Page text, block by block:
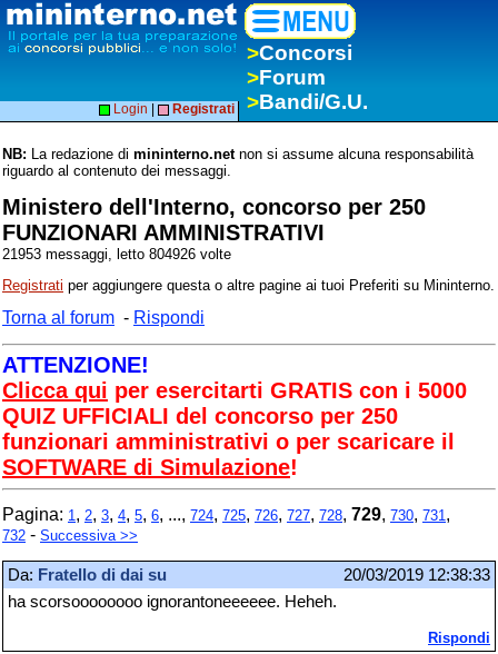
>Concorsi
>Forum
>Bandi/G.U.
Login Registrati
NB: La redazione di mininterno.netnon si assume alcuna responsabilità
riguardo al contenuto dei messaggi.
Ministero dell'Interno, concorso per 250
FUNZIONARI AMMINISTRATIVI
21953 messaggi, letto 804926 volte
Registrati per aggiungere questa o altre pagine ai tuoi Preferiti su Mininterno.
Torna al forum - Rispondi
ATTENZIONE!
Clicca qui per esercitarti GRATIS con i 5000
QUIZ UFFICIALI del concorso per 250
funzionari amministrativi o per scaricare il
SOFTWARE di Simulazione!
Pagina: 1, 2, 3, 4, 5, 6, ..., 724, 725, 726, 727, 728, 729, 730, 731,
732 - Successiva >>
Da: Fratello di dai su
20/03/2019 12:38:33
ha scorsoooooooo ignorantoneeeeee. Heheh.
Rispondi